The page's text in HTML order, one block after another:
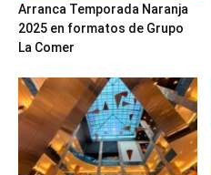
Arranca Temporada Naranja
2025 en formatos de Grupo
La Comer